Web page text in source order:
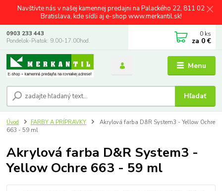
Navštívte nás v našej kamennej predajni na Palackého 22, 811 02
Bratislava, kde sídli aj e-shop www.merkantil.sk!
Menu
Hľadať
0903 233 443
Pondelok-Piatok: 9.00-17.00hod.
0 ks
za 0 €
Úvod FARBY A PRÍPRAVKY
Akrylová farba D&R System3 - Yellow Ochre
663 - 59 ml
Akrylová farba D&R System3 -
Yellow Ochre 663 - 59 ml